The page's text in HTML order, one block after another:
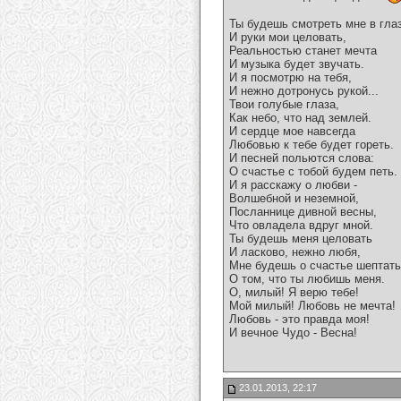
Ты будешь смотреть мне в
И руки мои целовать,
Реальностью станет мечта
И музыка будет звучать.
И я посмотрю на тебя,
И нежно дотронусь рукой...
Твои голубые глаза,
Как небо, что над землей.
И сердце мое навсегда
Любовью к тебе будет гореть.
И песней польются слова:
О счастье с тобой будем петь.
И я расскажу о любви -
Волшебной и неземной,
Посланнице дивной весны,
Что овладела вдруг мной.
Ты будешь меня целовать
И ласково, нежно любя,
Мне будешь о счастье шептать
О том, что ты любишь меня.
О, милый! Я верю тебе!
Мой милый! Любовь не мечта!
Любовь - это правда моя!
И вечное Чудо - Весна!
23.01.2013, 22:17